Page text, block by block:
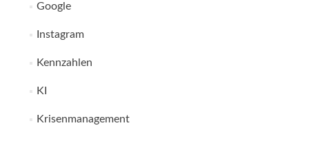
Google
Instagram
Kennzahlen
KI
Krisenmanagement